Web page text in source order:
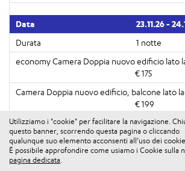
23.11.26 -
1 notte
€ 175
€ 199
24.11.26 -
1 notte
Vuoi usufruire di tutti i vantaggi di iosi PLUS?
tua Area Personale
Utilizziamo i "cookie" per facilitare la navigazione.
questo banner, scorrendo questa pagina o cliccando
qualunque suo elemento acconsenti all’uso dei
È possibile approfondire come usiamo i Cookie sulla
pagina dedicata.